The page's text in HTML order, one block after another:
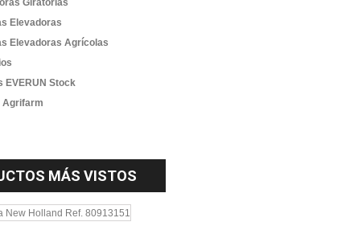
Giratorias
Elevadoras
Elevadoras Agrícolas
EVERUN Stock
Agrifarm
MÁS VISTOS